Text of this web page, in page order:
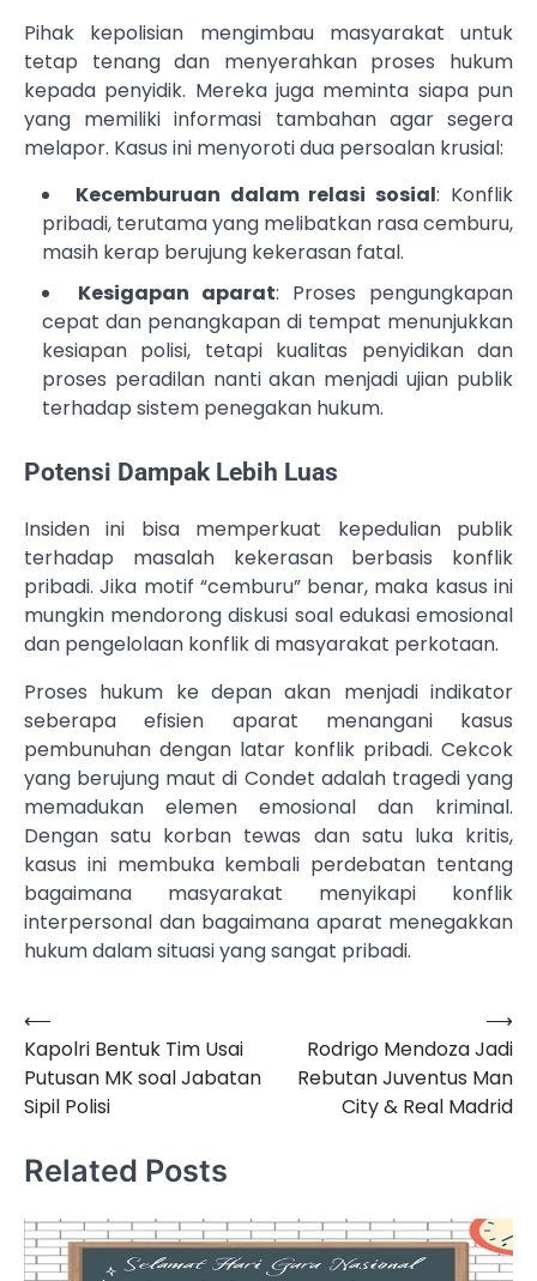
Pihak kepolisian mengimbau masyarakat untuk
tetap tenang dan menyerahkan proses hukum
kepada penyidik. Mereka juga meminta siapa pun
yang memiliki informasi tambahan agar segera
melapor. Kasus ini menyoroti dua persoalan krusial:
Kecemburuan dalam relasi sosial: Konflik
pribadi, terutama yang melibatkan rasa cemburu,
masih kerap berujung kekerasan fatal.
Kesigapan aparat: Proses pengungkapan
cepat dan penangkapan di tempat menunjukkan
kesiapan polisi, tetapi kualitas penyidikan dan
proses peradilan nanti akan menjadi ujian publik
terhadap sistem penegakan hukum.
Potensi Dampak Lebih Luas
Insiden ini bisa memperkuat kepedulian publik
terhadap masalah kekerasan berbasis konflik
pribadi. Jika motif “cemburu” benar, maka kasus ini
mungkin mendorong diskusi soal edukasi emosional
dan pengelolaan konflik di masyarakat perkotaan.
Proses hukum ke depan akan menjadi indikator
seberapa efisien aparat menangani kasus
pembunuhan dengan latar konflik pribadi. Cekcok
yang berujung maut di Condet adalah tragedi yang
memadukan elemen emosional dan kriminal.
Dengan satu korban tewas dan satu luka kritis,
kasus ini membuka kembali perdebatan tentang
bagaimana masyarakat menyikapi konflik
interpersonal dan bagaimana aparat menegakkan
hukum dalam situasi yang sangat pribadi.
Navigasi
pos
⟵
Kapolri Bentuk Tim Usai
Putusan MK soal Jabatan
Sipil Polisi
Rodrigo Mendoza Jadi
Rebutan Juventus Man
City & Real Madrid
⟶
Related Posts